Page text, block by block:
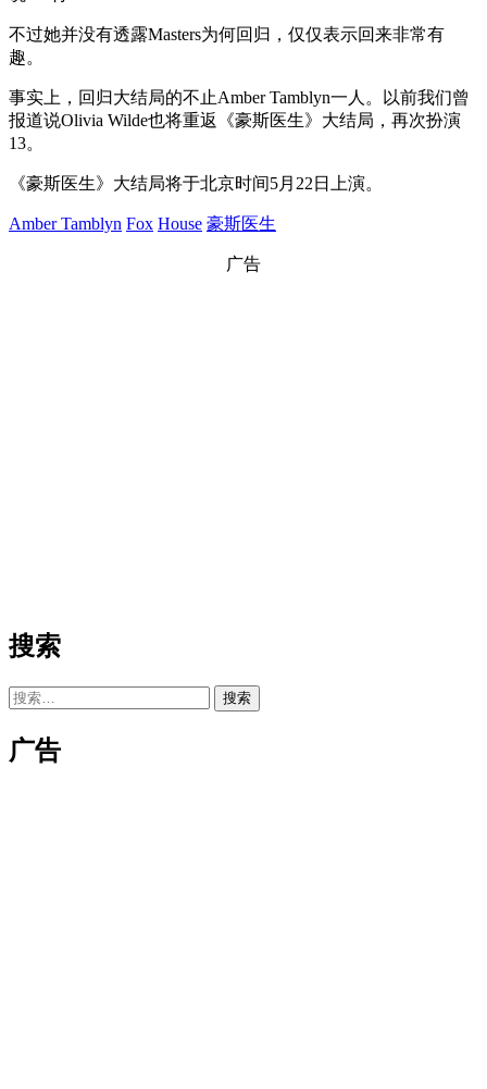
不过她并没有透露Masters为何回归，仅仅表示回来非常有
趣。
事实上，回归大结局的不止Amber Tamblyn一人。以前我们曾
报道说Olivia Wilde也将重返《豪斯医生》大结局，再次扮演
13。
《豪斯医生》大结局将于北京时间5月22日上演。
Amber Tamblyn Fox House 豪斯医生
广告
搜索
搜
广告